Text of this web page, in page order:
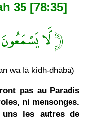
35 [78:35]
﴿ لَّا
wa lā kidh-dhābā)
pas au Paradis
ni mensonges.
uns les autres de